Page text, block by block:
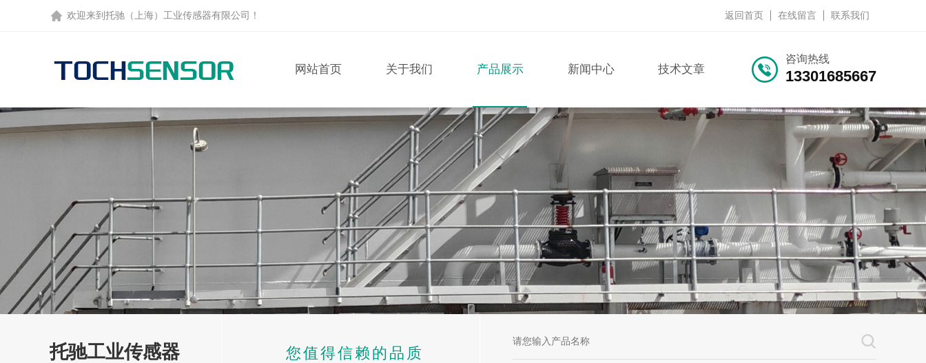
欢迎来到托驰（上海）工业传感器有限公司！ 返回首页 在线留言 联系我们
咨询热线
13301685667
网站首页 关于我们 产品展示 新闻中心 技术文章
托驰工业传感器 您值得信赖的品质